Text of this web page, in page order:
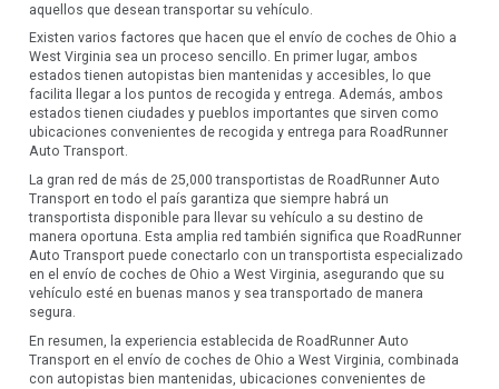
aquellos que desean transportar su vehículo.
Existen varios factores que hacen que el envío de coches de Ohio a
West Virginia sea un proceso sencillo. En primer lugar, ambos
estados tienen autopistas bien mantenidas y accesibles, lo que
facilita llegar a los puntos de recogida y entrega. Además, ambos
estados tienen ciudades y pueblos importantes que sirven como
ubicaciones convenientes de recogida y entrega para RoadRunner
Auto Transport.
La gran red de más de 25,000 transportistas de RoadRunner Auto
Transport en todo el país garantiza que siempre habrá un
transportista disponible para llevar su vehículo a su destino de
manera oportuna. Esta amplia red también significa que RoadRunner
Auto Transport puede conectarlo con un transportista especializado
en el envío de coches de Ohio a West Virginia, asegurando que su
vehículo esté en buenas manos y sea transportado de manera
segura.
En resumen, la experiencia establecida de RoadRunner Auto
Transport en el envío de coches de Ohio a West Virginia, combinada
con autopistas bien mantenidas, ubicaciones convenientes de